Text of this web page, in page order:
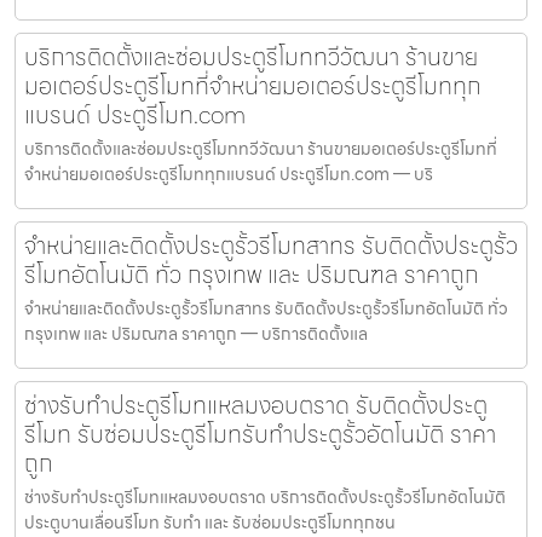
บริการติดตั้งและซ่อมประตูรีโมททวีวัฒนา ร้านขาย
มอเตอร์ประตูรีโมทที่จำหน่ายมอเตอร์ประตูรีโมททุก
แบรนด์ ประตูรีโมท.com
บริการติดตั้งและซ่อมประตูรีโมททวีวัฒนา ร้านขายมอเตอร์ประตูรีโมทที่
จำหน่ายมอเตอร์ประตูรีโมททุกแบรนด์ ประตูรีโมท.com — บริ
จำหน่ายและติดตั้งประตูรั้วรีโมทสาทร รับติดตั้งประตูรั้ว
รีโมทอัตโนมัติ ทั่ว กรุงเทพ และ ปริมณฑล ราคาถูก
จำหน่ายและติดตั้งประตูรั้วรีโมทสาทร รับติดตั้งประตูรั้วรีโมทอัตโนมัติ ทั่ว
กรุงเทพ และ ปริมณฑล ราคาถูก — บริการติดตั้งแล
ช่างรับทำประตูรีโมทแหลมงอบตราด รับติดตั้งประตู
รีโมท รับซ่อมประตูรีโมทรับทำประตูรั้วอัตโนมัติ ราคา
ถูก
ช่างรับทำประตูรีโมทแหลมงอบตราด บริการติดตั้งประตูรั้วรีโมทอัตโนมัติ
ประตูบานเลื่อนรีโมท รับทำ และ รับซ่อมประตูรีโมททุกชน